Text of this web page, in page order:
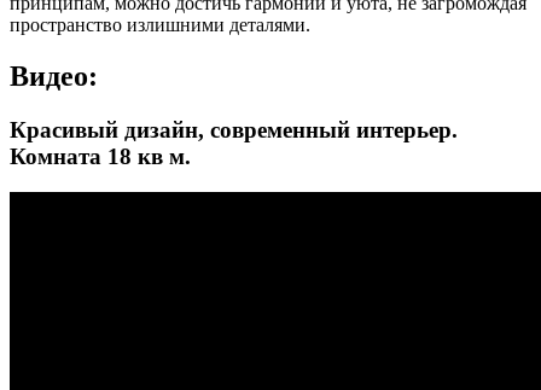
пространство излишними деталями.
Видео:
Красивый дизайн, современный интерьер.
Комната 18 кв м.